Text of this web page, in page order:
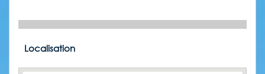
Localisation